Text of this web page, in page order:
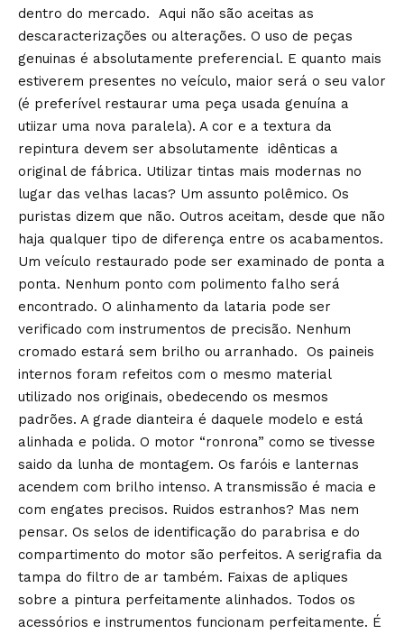
dentro do mercado. Aqui não são aceitas as
descaracterizações ou alterações. O uso de peças
genuinas é absolutamente preferencial. E quanto mais
estiverem presentes no veículo, maior será o seu valor
(é preferível restaurar uma peça usada genuína a
utiizar uma nova paralela). A cor e a textura da
repintura devem ser absolutamente idênticas a
original de fábrica. Utilizar tintas mais modernas no
lugar das velhas lacas? Um assunto polêmico. Os
puristas dizem que não. Outros aceitam, desde que não
haja qualquer tipo de diferença entre os acabamentos.
Um veículo restaurado pode ser examinado de ponta a
ponta. Nenhum ponto com polimento falho será
encontrado. O alinhamento da lataria pode ser
verificado com instrumentos de precisão. Nenhum
cromado estará sem brilho ou arranhado. Os paineis
internos foram refeitos com o mesmo material
utilizado nos originais, obedecendo os mesmos
padrões. A grade dianteira é daquele modelo e está
alinhada e polida. O motor “ronrona” como se tivesse
saido da lunha de montagem. Os faróis e lanternas
acendem com brilho intenso. A transmissão é macia e
com engates precisos. Ruidos estranhos? Mas nem
pensar. Os selos de identificação do parabrisa e do
compartimento do motor são perfeitos. A serigrafia da
tampa do filtro de ar também. Faixas de apliques
sobre a pintura perfeitamente alinhados. Todos os
acessórios e instrumentos funcionam perfeitamente. É